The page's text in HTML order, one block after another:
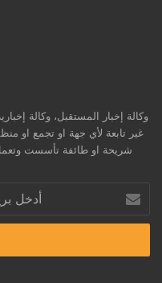
وكالة إخبار المستقبل، وكالة
غير تابعة لأي جهة او تجمع او
شريحة او طائفة تأسست وتعمل
بريدك
الإلكتروني